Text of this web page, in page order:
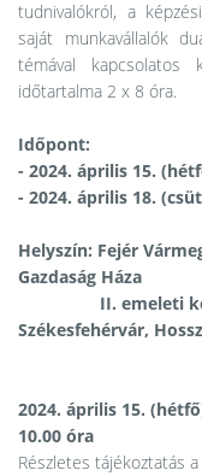
tudnivalókról, a
saját munkavállalók
témával kapcsolatos
időtartalma 2 x 8 óra.
Időpont:
- 2024. április 15.
- 2024. április 18.
Helyszín: Fejér
Gazdaság Háza
II. emeleti
Székesfehérvár,
2024. április 15.
10.00 óra
Részletes tájékoztatás